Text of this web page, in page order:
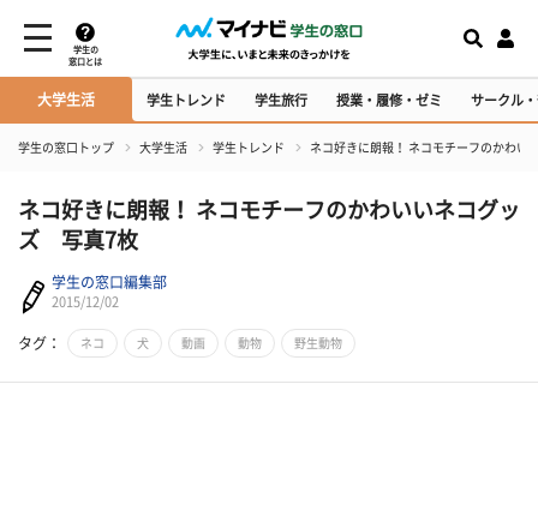
学生の
窓口とは
大学生活 学生トレンド 学生旅行 授業・履修・ゼミ サークル
学生の窓口トップ 大学生活 学生トレンド ネコ好きに朗報！ ネコモチーフのかわ
ネコ好きに朗報！ ネコモチーフのかわいいネコグッ
ズ 写真7枚
学生の窓口編集部
2015/12/02
タグ： ネコ 犬 動画 動物 野生動物